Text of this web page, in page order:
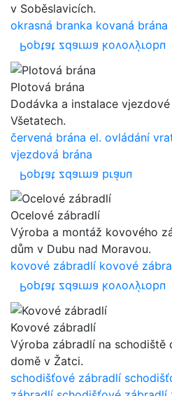
v Soběslavicích.
okrasná branka kovaná brána
Poptat zdarma kovovýrobu
Plotová brána
Dodávka a instalace
Všetatech.
červená brána el. ovládání
vjezdová brána
Poptat zdarma bránu
Ocelové zábradlí
Výroba a montáž kovového
dům v Dubu nad Moravou.
kovové zábradlí kovové
Poptat zdarma kovovýrobu
Kovové zábradlí
Výroba zábradlí na schodiště
domě v Žatci.
schodišťové zábradlí